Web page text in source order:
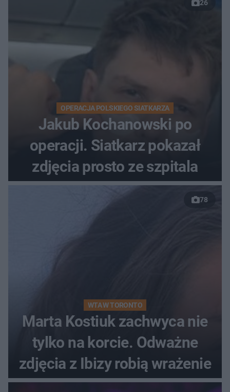
26
OPERACJA POLSKIEGO SIATKARZA
Jakub Kochanowski po
operacji. Siatkarz pokazał
zdjęcia prosto ze szpitala
78
WTA W TORONTO
Marta Kostiuk zachwyca nie
tylko na korcie. Odważne
zdjęcia z Ibizy robią wrażenie